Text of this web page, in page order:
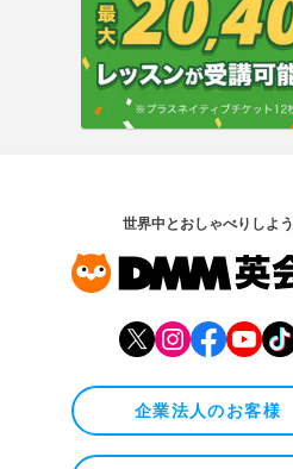
世界中とおしゃべりしよう
企業法人のお客様